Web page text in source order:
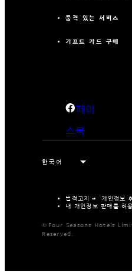
품격 있는 서비스
기프트 카드 구매
페이
스북
법적고지 개인정보
내 개인정보 판매를 허
©Four Seasons Hotels
Reserved.